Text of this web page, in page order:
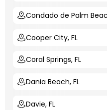
Condado de Palm
Cooper City, FL
Coral Springs, FL
Dania Beach, FL
Davie, FL